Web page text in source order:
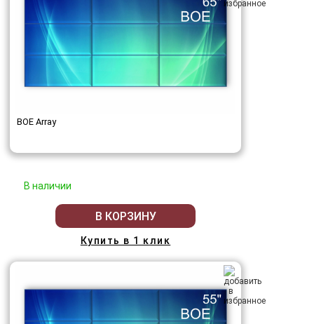
BOE Array
В наличии
В КОРЗИНУ
Купить в 1 клик